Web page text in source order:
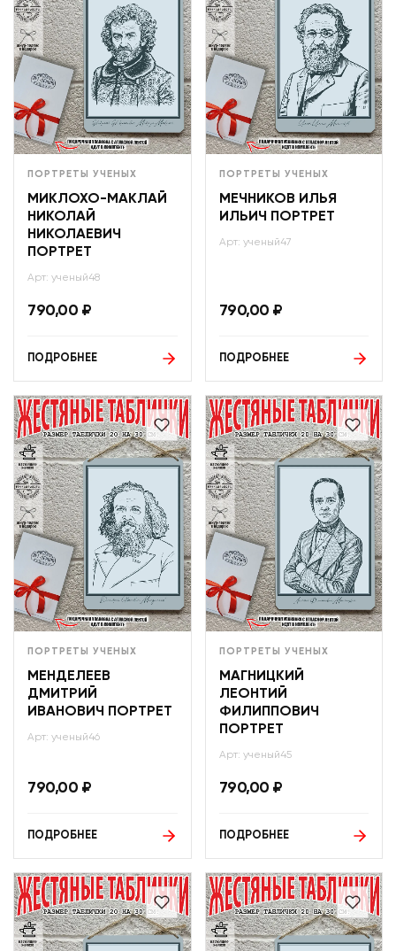
ПОРТРЕТЫ УЧЕНЫХ
МИКЛОХО-МАКЛАЙ
НИКОЛАЙ
НИКОЛАЕВИЧ
ПОРТРЕТ
Арт: ученый48
790,00 ₽
ПОДРОБНЕЕ
ПОРТРЕТЫ УЧЕНЫХ
МЕЧНИКОВ ИЛЬЯ
ИЛЬИЧ ПОРТРЕТ
Арт: ученый47
790,00 ₽
ПОДРОБНЕЕ
ПОРТРЕТЫ УЧЕНЫХ
МЕНДЕЛЕЕВ
ДМИТРИЙ
ИВАНОВИЧ ПОРТРЕТ
Арт: ученый46
790,00 ₽
ПОДРОБНЕЕ
ПОРТРЕТЫ УЧЕНЫХ
МАГНИЦКИЙ
ЛЕОНТИЙ
ФИЛИППОВИЧ
ПОРТРЕТ
Арт: ученый45
790,00 ₽
ПОДРОБНЕЕ